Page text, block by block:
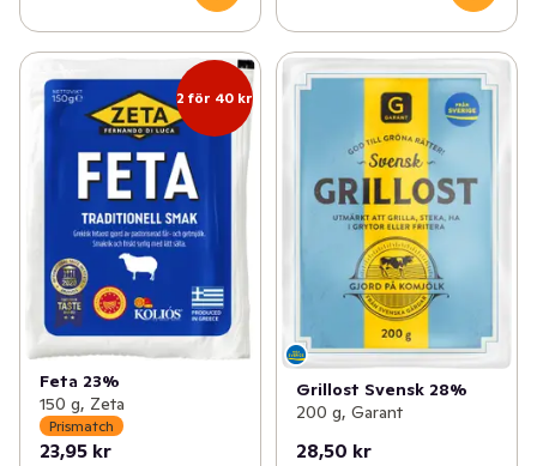
2 för 40 kr
Feta 23%
150 g, Zeta
Prismatch
23,95 kr
Grillost Svensk 28%
200 g, Garant
28,50 kr